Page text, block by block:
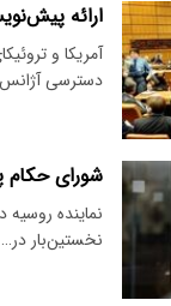
ارائه
آمریکا و
دسترسی
شورای حکام
نماینده
نخستین‌بار در…